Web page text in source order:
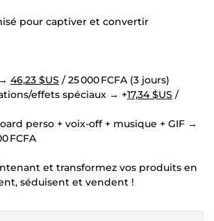
pour captiver et convertir
46,23 $US / 25 000 FCFA (3 jours)
effets spéciaux → +17,34 $US /
perso + voix-off + musique + GIF →
FCFA
et transformez vos produits en
séduisent et vendent !